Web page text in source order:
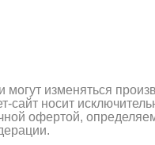
могут изменяться
сайт носит
офертой,